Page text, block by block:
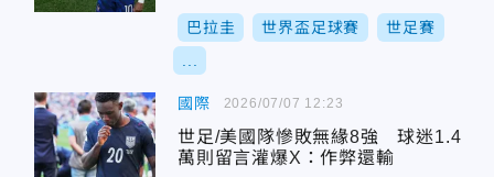
巴拉圭 世界盃足球賽 世足賽
國際
世足/美國隊慘敗無緣8強 球迷1.4
萬則留言灌爆X：作弊還輸
2026/07/07 12:23